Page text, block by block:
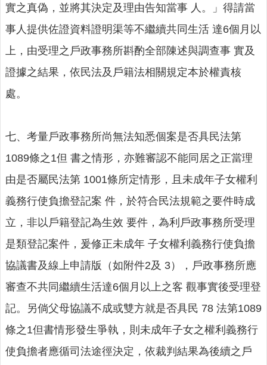
實之真偽，並將其決定及理由告知當事 人。」得請當
事人提供佐證資料證明渠等不繼續共同生活 達6個月以
上，由受理之戶政事務所斟酌全部陳述與調查事 實及
證據之結果，依民法及戶籍法相關規定本於權責核
處。
七、考量戶政事務所尚無法知悉個案是否具民法第
1089條之1但 書之情形，亦難審認不能同居之正當理
由是否屬民法第 1001條所定情形，且未成年子女權利
義務行使負擔登記案 件，於符合民法規範之要件時成
立，非以戶籍登記為生效 要件，為利戶政事務所受理
是類登記案件，爰修正未成年 子女權利義務行使負擔
協議書及線上申請版（如附件2及 3），戶政事務所應
審查不共同繼續生活達6個月以上之客 觀事實後受理登
記。另倘父母協議不成或雙方就是否具民 78 法第1089
條之1但書情形發生爭執，則未成年子女之權利義務行
使負擔者應循司法途徑決定，依裁判結果為後續之戶